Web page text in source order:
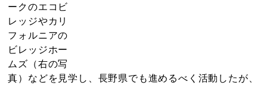
ークのエコビ
レッジやカリ
フォルニアの
ビレッジホー
ムズ（右の写
真）などを見学し、長野県でも進めるべく活動したが、